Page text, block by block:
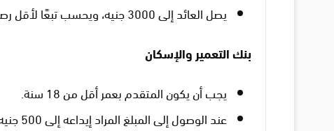
يصل العائد إلى 3000 جنيه، ويحسب تبعًا لأقل رصيد في الحساب.
بنك التعمير والإسكان
يجب أن يكون المتقدم بعمر أقل من 18 سنة.
عند الوصول إلى المبلغ المراد إيداعه إلى 500 جنيه تُفرض عليه فوائد.